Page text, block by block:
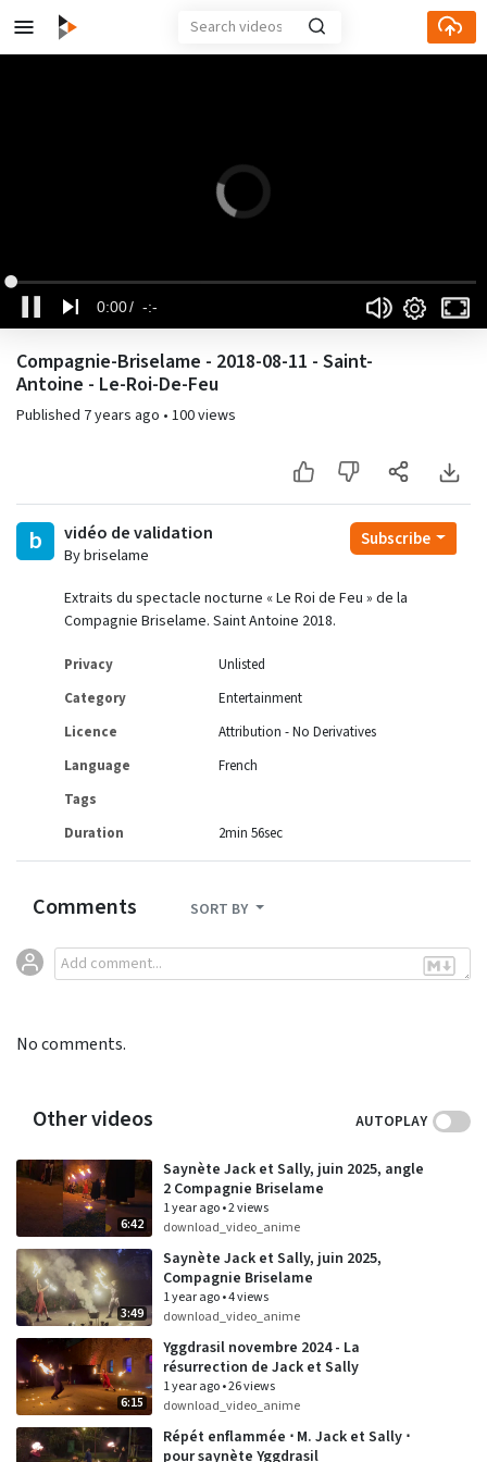
Pause
Time
0:00 -:-
Loaded:
0%
MuteSettings
Compagnie-Briselame - 2018-08-11 - Saint-
Antoine - Le-Roi-De-Feu
Published 7 years ago • 100 views
b vidéo de validation
By briselame
Subscribe
Extraits du spectacle nocturne « Le Roi de Feu » de la
Compagnie Briselame. Saint Antoine 2018.
Privacy
Unlisted
Category
Entertainment
Licence
Attribution - No Derivatives
Language
French
Tags
Duration
2min 56sec
Comments SORT BY
No comments.
Other videos AUTOPLAY
6:42
Saynète Jack et Sally, juin 2025, angle
2 Compagnie Briselame
1 year ago•2 views
download_video_anime
3:49
Saynète Jack et Sally, juin 2025,
Compagnie Briselame
1 year ago•4 views
download_video_anime
6:15
Yggdrasil novembre 2024 - La
résurrection de Jack et Sally
1 year ago•26 views
download_video_anime
Répét enflammée ⋅ M. Jack et Sally ⋅
pour saynète Yggdrasil